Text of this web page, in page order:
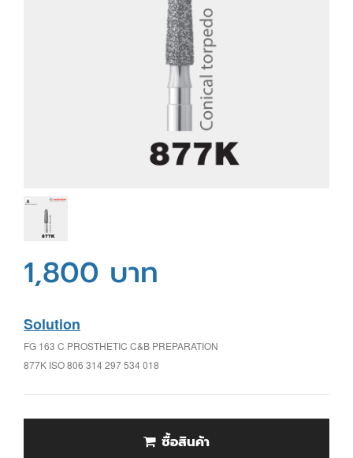
1,800 บาท
Solution
FG 163 C PROSTHETIC C&B PREPARATION
877K ISO 806 314 297 534 018
ซื้อสินค้า